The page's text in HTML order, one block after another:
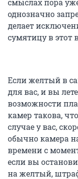
смыслах пора
однозначно
делает
сумятицу в этот
Если желтый в
для вас, и вы
возможности
камер такова,
случае у вас,
обычно камера
времени с
если вы
на желтый,